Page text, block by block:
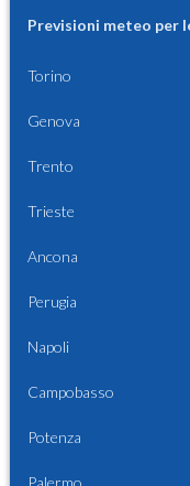
Previsioni meteo per
Torino
Genova
Trento
Trieste
Ancona
Perugia
Napoli
Campobasso
Potenza